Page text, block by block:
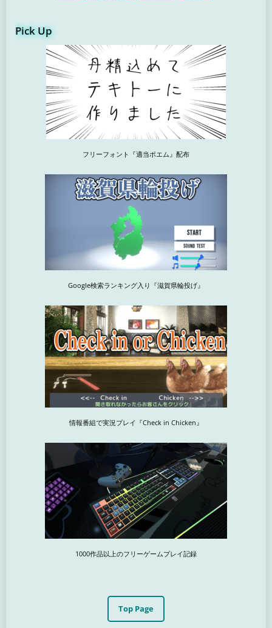
Pick Up
フリーフォント『適当ポエム』配布
Google検索ランキング入り『滋賀県輪投げ』
情報番組で実況プレイ『Check in Chicken』
1000作品以上のフリーゲームプレイ記録
Top Page